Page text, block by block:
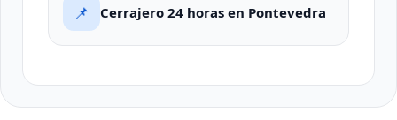
📌 Cerrajero 24 horas en Pontevedra